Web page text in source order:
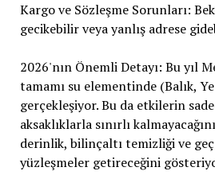
Kargo ve Sözleşme Sorunları:
gecikebilir veya yanlış adrese
2026'nın Önemli Detayı: Bu yıl
tamamı su elementinde (Balık,
gerçekleşiyor. Bu da etkilerin
aksaklıklarla sınırlı
derinlik, bilinçaltı temizliği ve
yüzleşmeler getireceğini